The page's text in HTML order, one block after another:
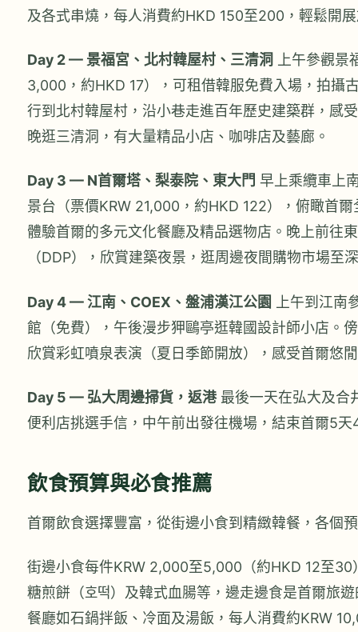
及各式串燒，每人消費約HKD 150至200，輕鬆開
Day 2 — 景福宮、北村韓屋村、三清洞
上午參觀景
3,000，約HKD 17），可租借韓服免費入場，拍攝
行到北村韓屋村，沿小巷走進百年歷史建築群，感
晚逛三清洞，有大量精品小店、咖啡店及藝廊。
Day 3 — N首爾塔、梨泰院、東大門 早上乘纜車上
景台（票價KRW 21,000，約HKD 122），俯瞰首
體驗首爾的多元文化餐廳及精品選物店。晚上前往
（DDP），欣賞建築夜景，逛周邊夜間購物市場至
Day 4 — 江南、COEX、盤浦漢江公園
上午到江南
館（免費），午後漫步狎鷗亭逛韓國設計師小店。
欣賞彩虹噴泉表演（夏日季節開放），感受首爾悠
Day 5 — 弘大周邊掃貨，返港最後一天在弘大及合
便利店挑選手信，中午前出發往機場，結束首爾5天
飲食預算與必食推薦
首爾飲食選擇豐富，從街邊小食到精緻韓餐，各個
街邊小食每件KRW 2,000至5,000（約HKD 12至30
糖煎餅（호떡）及韓式血腸等，邊走邊食是首爾旅
餐廳如石鍋拌飯、冷面及湯飯，每人消費約KRW